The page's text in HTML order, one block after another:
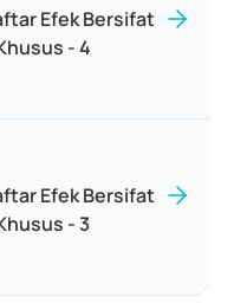
Efek Bersifat
- 4
Efek Bersifat
- 3